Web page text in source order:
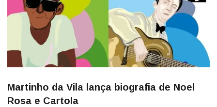
Martinho da Vila lança biografia de Noel
Rosa e Cartola